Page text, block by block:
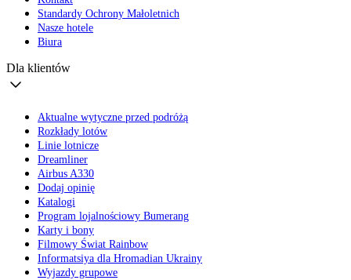
Standardy Ochrony Małoletnich
Nasze hotele
Biura
Dla klientów
Aktualne wytyczne przed podróżą
Rozkłady lotów
Linie lotnicze
Dreamliner
Airbus A330
Dodaj opinię
Katalogi
Program lojalnościowy Bumerang
Karty i bony
Filmowy Świat Rainbow
Informatsiya dla Hromadian Ukrainy
Wyjazdy grupowe